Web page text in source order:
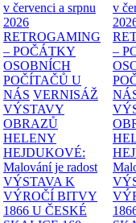
v červenci a srpnu
2026
RETROGAMING
– POČÁTKY
OSOBNÍCH
POČÍTAČŮ U
NÁS VERNISÁŽ
VÝSTAVY
OBRAZŮ
HELENY
HEJDUKOVÉ:
Malování je radost
VÝSTAVA K
VÝROČÍ BITVY
1866 U ČESKÉ
v
–